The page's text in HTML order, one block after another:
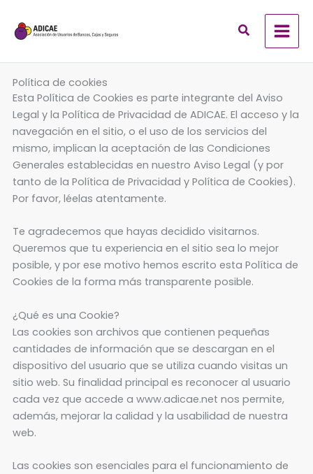
contenido
Política de cookies
Esta Política de Cookies es parte integrante del Aviso
Legal y la Política de Privacidad de ADICAE. El acceso y la
navegación en el sitio, o el uso de los servicios del
mismo, implican la aceptación de las Condiciones
Generales establecidas en nuestro Aviso Legal (y por
tanto de la Política de Privacidad y Política de Cookies).
Por favor, léelas atentamente.
Te agradecemos que hayas decidido visitarnos.
Queremos que tu experiencia en el sitio sea lo mejor
posible, y por ese motivo hemos escrito esta Política de
Cookies de la forma más transparente posible.
¿Qué es una Cookie?
Las cookies son archivos que contienen pequeñas
cantidades de información que se descargan en el
dispositivo del usuario que se utiliza cuando visitas un
sitio web. Su finalidad principal es reconocer al usuario
cada vez que accede a www.adicae.net nos permite,
además, mejorar la calidad y la usabilidad de nuestra
web.
Las cookies son esenciales para el funcionamiento de